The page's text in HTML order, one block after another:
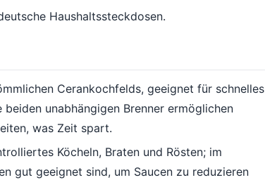
Haushaltssteckdosen.
Cerankochfelds, geeignet für schnelles
unabhängigen Brenner ermöglichen
was Zeit spart.
Köcheln, Braten und Rösten; im
gut geeignet sind, um Saucen zu reduzieren